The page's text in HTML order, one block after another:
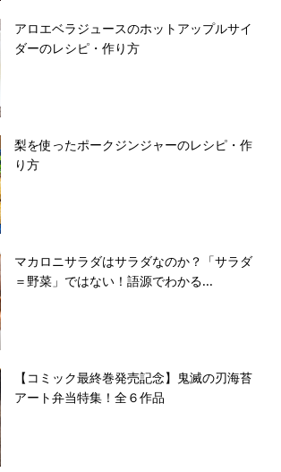
アロエベラジュースのホットアップルサイ
ダーのレシピ・作り方
梨を使ったポークジンジャーのレシピ・作
り方
マカロニサラダはサラダなのか？「サラダ
＝野菜」ではない！語源でわかる...
【コミック最終巻発売記念】鬼滅の刃海苔
アート弁当特集！全６作品